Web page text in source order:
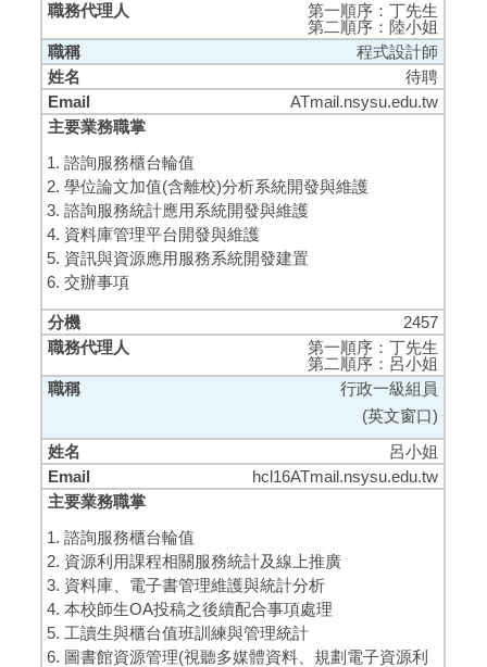
第一順序：丁先生
第二順序：陸小姐
程式設計師
待聘
ATmail.nsysu.edu.tw
諮詢服務櫃台輪值
學位論文加值(含離校)分析系統開發與維護
諮詢服務統計應用系統開發與維護
資料庫管理平台開發與維護
資訊與資源應用服務系統開發建置
交辦事項
2457
第一順序：丁先生
第二順序：呂小姐
行政一級組員
(英文窗口)
呂小姐
hcl16ATmail.nsysu.edu.tw
諮詢服務櫃台輪值
資源利用課程相關服務統計及線上推廣
資料庫、電子書管理維護與統計分析
本校師生OA投稿之後續配合事項處理
工讀生與櫃台值班訓練與管理統計
圖書館資源管理(視聽多媒體資料、規劃電子資源利